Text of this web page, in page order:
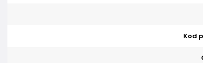
Kod